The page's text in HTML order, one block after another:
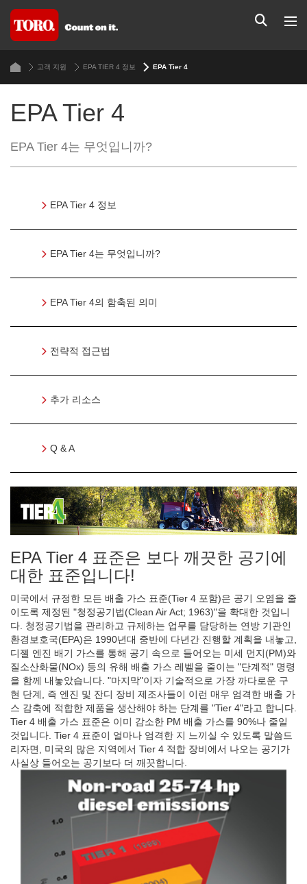
고객 지원 EPA TIER 4 정보 EPA Tier 4
EPA Tier 4
EPA Tier 4는 무엇입니까?
EPA Tier 4 정보
EPA Tier 4는 무엇입니까?
EPA Tier 4의 함축된 의미
전략적 접근법
추가 리소스
Q & A
EPA Tier 4 표준은 보다 깨끗한 공기에
대한 표준입니다!
미국에서 규정한 모든 배출 가스 표준(Tier 4 포함)은 공기 오염을 줄
이도록 제정된 "청정공기법(Clean Air Act; 1963)"을 확대한 것입니
다. 청정공기법을 관리하고 규제하는 업무를 담당하는 연방 기관인
환경보호국(EPA)은 1990년대 중반에 다년간 진행할 계획을 내놓고,
디젤 엔진 배기 가스를 통해 공기 속으로 들어오는 미세 먼지(PM)와
질소산화물(NOx) 등의 유해 배출 가스 레벨을 줄이는 "단계적" 명령
을 함께 내놓았습니다. "마지막"이자 기술적으로 가장 까다로운 구
현 단계, 즉 엔진 및 잔디 장비 제조사들이 이런 매우 엄격한 배출 가
스 감축에 적합한 제품을 생산해야 하는 단계를 "Tier 4"라고 합니다.
Tier 4 배출 가스 표준은 이미 감소한 PM 배출 가스를 90%나 줄일
것입니다. Tier 4 표준이 얼마나 엄격한 지 느끼실 수 있도록 말씀드
리자면, 미국의 많은 지역에서 Tier 4 적합 장비에서 나오는 공기가
사실상 들어오는 공기보다 더 깨끗합니다.